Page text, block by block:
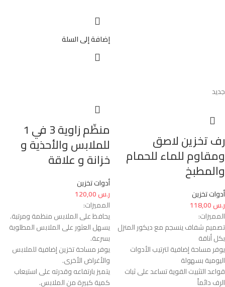
إضافة إلى السلة
جديد
رف تخزين لاصق
ومقاوم للماء للحمام
والمطبخ
أدوات تخزين
ر.س
المميزات:
تصميم شفاف ينسجم مع ديكور المنزل
بكل أناقة
يوفر مساحة إضافية لترتيب الأدوات
اليومية بسهولة
قواعد التثبيت القوية تساعد على ثبات
الرف دائماً
منظّم زاوية 3 في 1
للملابس والأحذية و
خزانة و علاقة
أدوات تخزين
ر.س
المميزات:
يحافظ على الملابس منظمة ومرتبة.
يسهل العثور على الملابس المطلوبة
بسرعة.
يوفر مساحة تخزين إضافية للملابس
والأغراض الأخرى.
يتميز بارتفاعه وقدرته على استيعاب
كمية كبيرة من الملابس.